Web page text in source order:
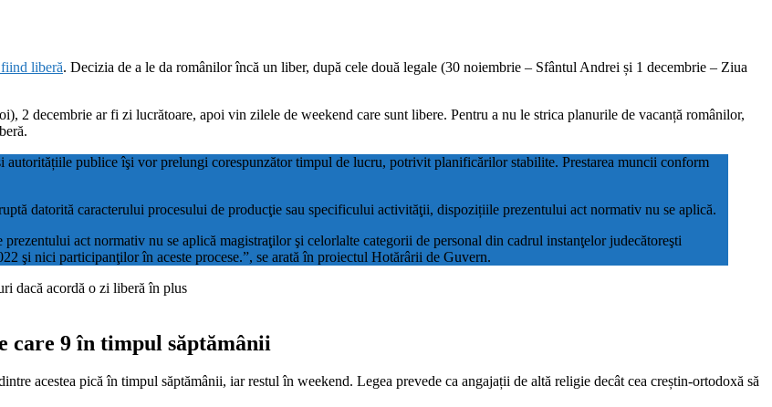
liberă. Decizia de a le da românilor încă un liber, după cele două legale (30 noiembrie – Sfântul Andrei și 1 decembrie – Ziua
2 decembrie ar fi zi lucrătoare, apoi vin zilele de weekend care sunt libere. Pentru a nu le strica planurile de vacanță românilor,
publice îşi vor prelungi corespunzător timpul de lucru, potrivit planificărilor stabilite. Prestarea muncii conform
datorită caracterului procesului de producţie sau specificului activităţii, dispozițiile prezentului act normativ nu se aplică.
act normativ nu se aplică magistraţilor şi celorlalte categorii de personal din cadrul instanţelor judecătoreşti
şi nici participanţilor în aceste procese.”, se arată în proiectul Hotărârii de Guvern.
care 9 în timpul săptămânii
acestea pică în timpul săptămânii, iar restul în weekend. Legea prevede ca angajații de altă religie decât cea creștin-ortodoxă să